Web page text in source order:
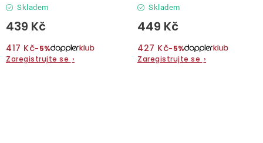
Skladem
439 Kč
417 Kč−5%
Zaregistrujte se ›
Skladem
449 Kč
427 Kč−5%
Zaregistrujte se ›